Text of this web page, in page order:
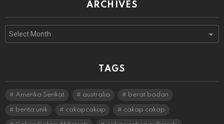
ARCHIVES
TAGS
Amerika Serikat australia berat badan
berita unik cakapcakap cakap cakap